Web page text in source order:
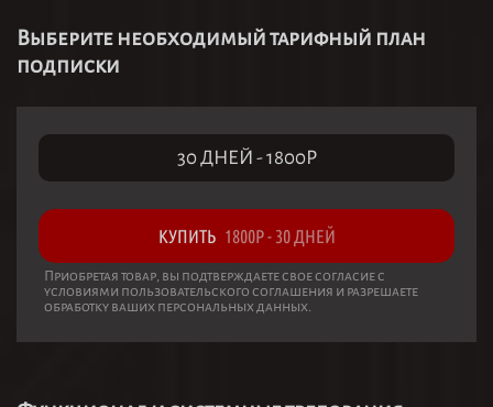
Выберите необходимый тарифный план
подписки
30 ДНЕЙ -1800Р
КУПИТЬ 1800Р- 30 ДНЕЙ
Приобретая товар, вы подтверждаете свое согласие с
условиями пользовательского соглашения и разрешаете
обработку ваших персональных данных.